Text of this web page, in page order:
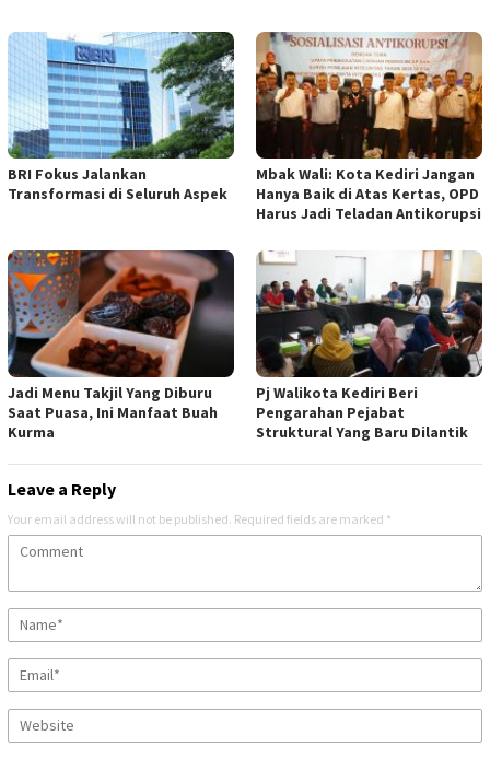
BRI Fokus Jalankan
Transformasi di Seluruh Aspek
Mbak Wali: Kota Kediri Jangan
Hanya Baik di Atas Kertas, OPD
Harus Jadi Teladan Antikorupsi
Jadi Menu Takjil Yang Diburu
Saat Puasa, Ini Manfaat Buah
Kurma
Pj Walikota Kediri Beri
Pengarahan Pejabat
Struktural Yang Baru Dilantik
Leave a Reply
Your email address will not be published. Required fields are marked *